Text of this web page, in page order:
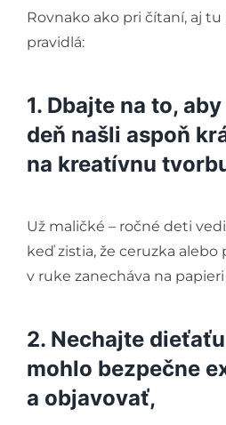
Rovnako ako pri čítaní, aj
pravidlá:
1. Dbajte na to,
deň našli aspoň
na kreatívnu
Už maličké – ročné deti
keď zistia, že ceruzka alebo
v ruke zanecháva na
2. Nechajte
mohlo bezpečne
a objavovať,